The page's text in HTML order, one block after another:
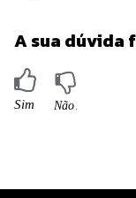
A sua dúvida